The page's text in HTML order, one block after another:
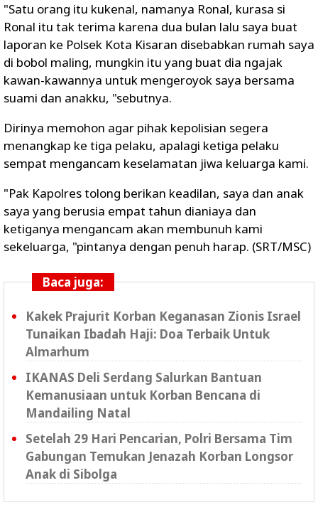
"Satu orang itu kukenal, namanya Ronal, kurasa si
Ronal itu tak terima karena dua bulan lalu saya buat
laporan ke Polsek Kota Kisaran disebabkan rumah saya
di bobol maling, mungkin itu yang buat dia ngajak
kawan-kawannya untuk mengeroyok saya bersama
suami dan anakku, "sebutnya.
Dirinya memohon agar pihak kepolisian segera
menangkap ke tiga pelaku, apalagi ketiga pelaku
sempat mengancam keselamatan jiwa keluarga kami.
"Pak Kapolres tolong berikan keadilan, saya dan anak
saya yang berusia empat tahun dianiaya dan
ketiganya mengancam akan membunuh kami
sekeluarga, "pintanya dengan penuh harap. (SRT/MSC)
Baca juga:
Kakek Prajurit Korban Keganasan Zionis Israel
Tunaikan Ibadah Haji: Doa Terbaik Untuk
Almarhum
IKANAS Deli Serdang Salurkan Bantuan
Kemanusiaan untuk Korban Bencana di
Mandailing Natal
Setelah 29 Hari Pencarian, Polri Bersama Tim
Gabungan Temukan Jenazah Korban Longsor
Anak di Sibolga